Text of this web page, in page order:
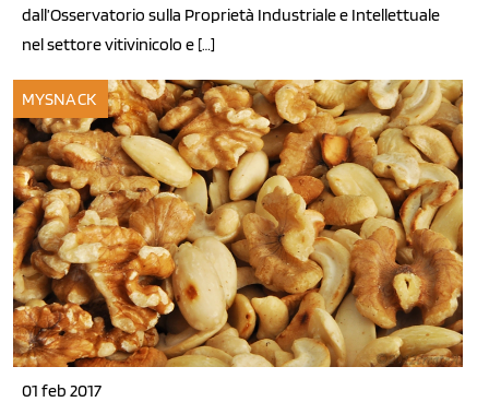
dall’Osservatorio sulla Proprietà Industriale e Intellettuale
nel settore vitivinicolo e […]
MYSNACK
01 feb 2017